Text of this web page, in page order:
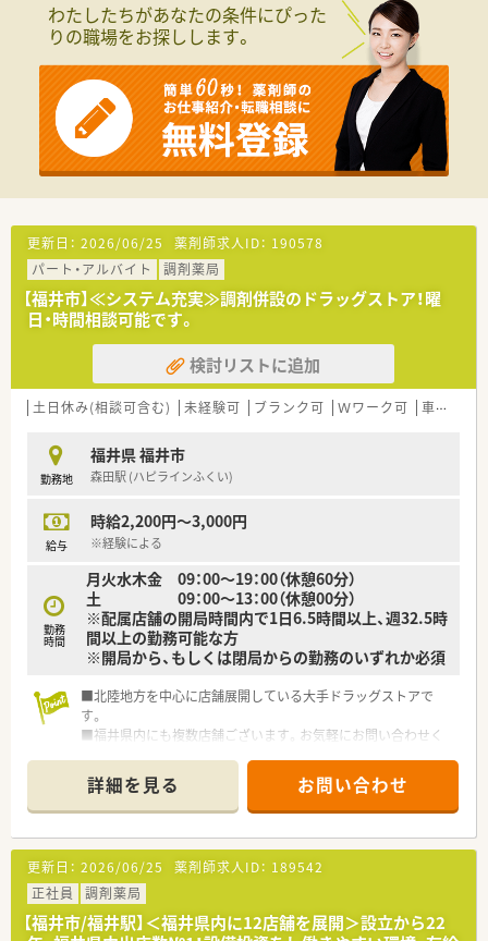
わたしたちがあなたの条件にぴった
りの職場をお探しします。
更新日： 2026/06/25 薬剤師求人ID： 190578
パート・アルバイト
調剤薬局
【福井市】≪システム充実≫調剤併設のドラッグストア！曜
日・時間相談可能です。
検討リストに追加
土日休み(相談可含む) 未経験可 ブランク可 Ｗワーク可 車通勤可
勤務地
福井県 福井市
森田駅 (ハピラインふくい)
給与
時給2,200円～3,000円
※経験による
勤務
時間
月火水木金 09：00～19：00（休憩60分）
土 09：00～13：00（休憩00分）
※配属店舗の開局時間内で1日6.5時間以上、週32.5時
間以上の勤務可能な方
※開局から、もしくは閉局からの勤務のいずれか必須
■北陸地方を中心に店舗展開している大手ドラッグストアで
す。
■福井県内にも複数店舗ございます。お気軽にお問い合わせく
詳細を見る お問い合わせ
更新日： 2026/06/25 薬剤師求人ID： 189542
正社員
調剤薬局
【福井市/福井駅】＜福井県内に12店舗を展開＞設立から22